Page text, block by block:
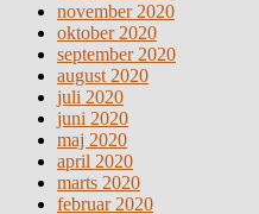
november 2020
oktober 2020
september 2020
august 2020
juli 2020
juni 2020
maj 2020
april 2020
marts 2020
februar 2020